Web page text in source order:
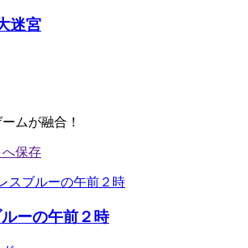
迷宮
ムが融合！
ーの午前２時